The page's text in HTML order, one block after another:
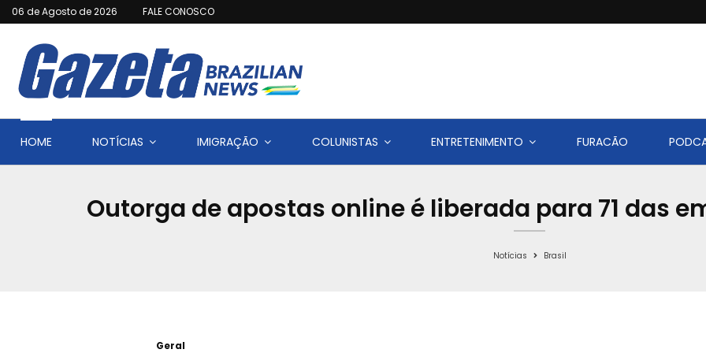
06 de Agosto de 2026 FALE CONOSCO
HOME NOTÍCIAS IMIGRAÇÃO COLUNISTAS ENTRETENIMENTO FURACÃO
Outorga de apostas online é liberada para 71 das
Notícias Brasil
Geral